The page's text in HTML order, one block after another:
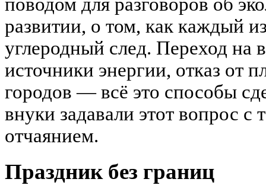
развитии, о том, как каждый
углеродный след. Переход на
источники энергии, отказ от
городов — всё это способы
внуки задавали этот вопрос с
отчаянием.
Праздник без границ